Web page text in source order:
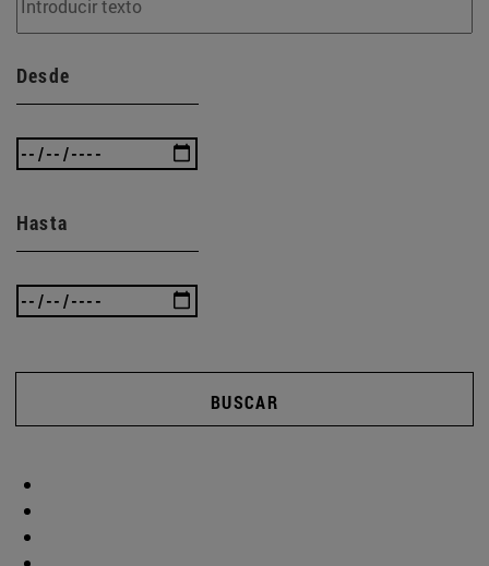
Desde
Hasta
BUSCAR